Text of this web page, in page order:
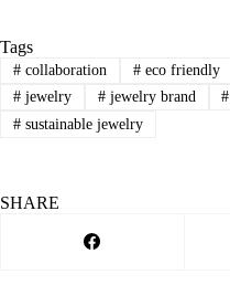
Tags
#collaboration #eco friendly
#jewelry #jewelry brand #
#sustainable jewelry
SHARE